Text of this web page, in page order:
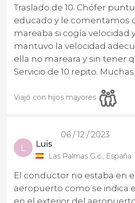
Traslado de 10. Chófer
educado y le comentamos
mareaba si cogía velocidad
mantuvo la velocidad
ella no mareara y sin tener
Servicio de 10 repito.
Viajó con hijos mayores
06 / 12 / 2023
L Luis
Las Palmas G.c., España
El conductor no estaba en
aeropuerto como se indica